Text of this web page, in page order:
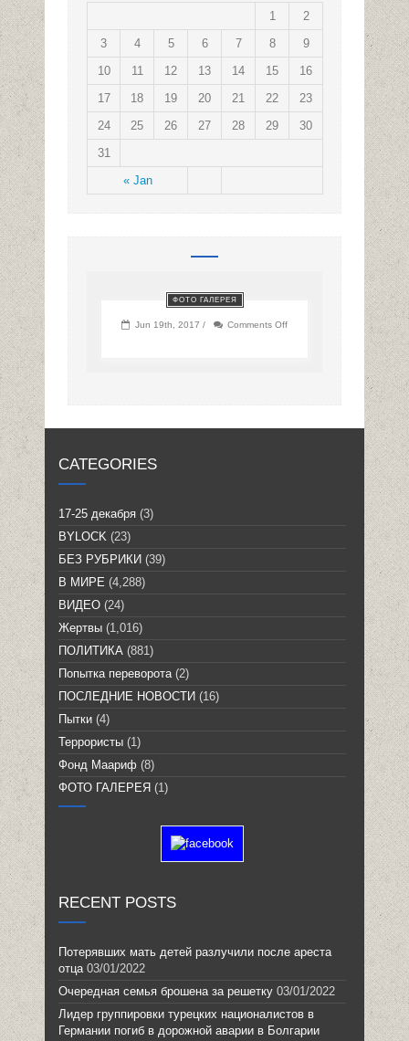
« Jan
1
2
3
4 5 6 7 8
9
10
11 12 13 14 15
16
17
18 19 20 21 22
23
24
25 26 27 28 29
30
31
ФОТО ГАЛЕРЕЯ
Jun 19th, 2017 / Comments Off
CATEGORIES
17-25 декабря (3)
BYLOCK (23)
БЕЗ РУБРИКИ (39)
В МИРЕ (4,288)
ВИДЕО (24)
Жертвы (1,016)
ПОЛИТИКА (881)
Попытка переворота (2)
ПОСЛЕДНИЕ НОВОСТИ (16)
Пытки (4)
Террористы (1)
Фонд Маариф (8)
ФОТО ГАЛЕРЕЯ (1)
RECENT POSTS
Потерявших мать детей разлучили после ареста
отца 03/01/2022
Очередная семья брошена за решетку 03/01/2022
Лидер группировки турецких националистов в
Германии погиб в дорожной аварии в Болгарии